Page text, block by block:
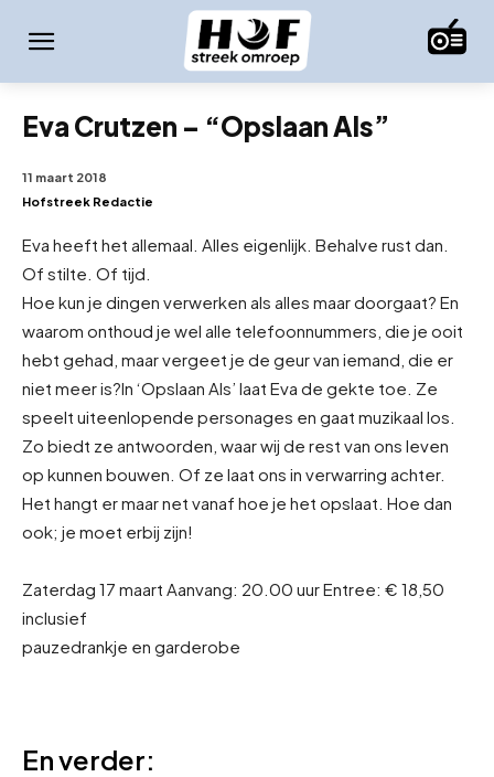
Eva Crutzen – “Opslaan Als”
11 maart 2018
Hofstreek Redactie
Eva heeft het allemaal. Alles eigenlijk. Behalve rust dan.
Of stilte. Of tijd.
Hoe kun je dingen verwerken als alles maar doorgaat? En
waarom onthoud je wel alle telefoonnummers, die je ooit
hebt gehad, maar vergeet je de geur van iemand, die er
niet meer is?In ‘Opslaan Als’ laat Eva de gekte toe. Ze
speelt uiteenlopende personages en gaat muzikaal los.
Zo biedt ze antwoorden, waar wij de rest van ons leven
op kunnen bouwen. Of ze laat ons in verwarring achter.
Het hangt er maar net vanaf hoe je het opslaat. Hoe dan
ook; je moet erbij zijn!
Zaterdag 17 maart Aanvang: 20.00 uur Entree: € 18,50
inclusief
pauzedrankje en garderobe
En verder: